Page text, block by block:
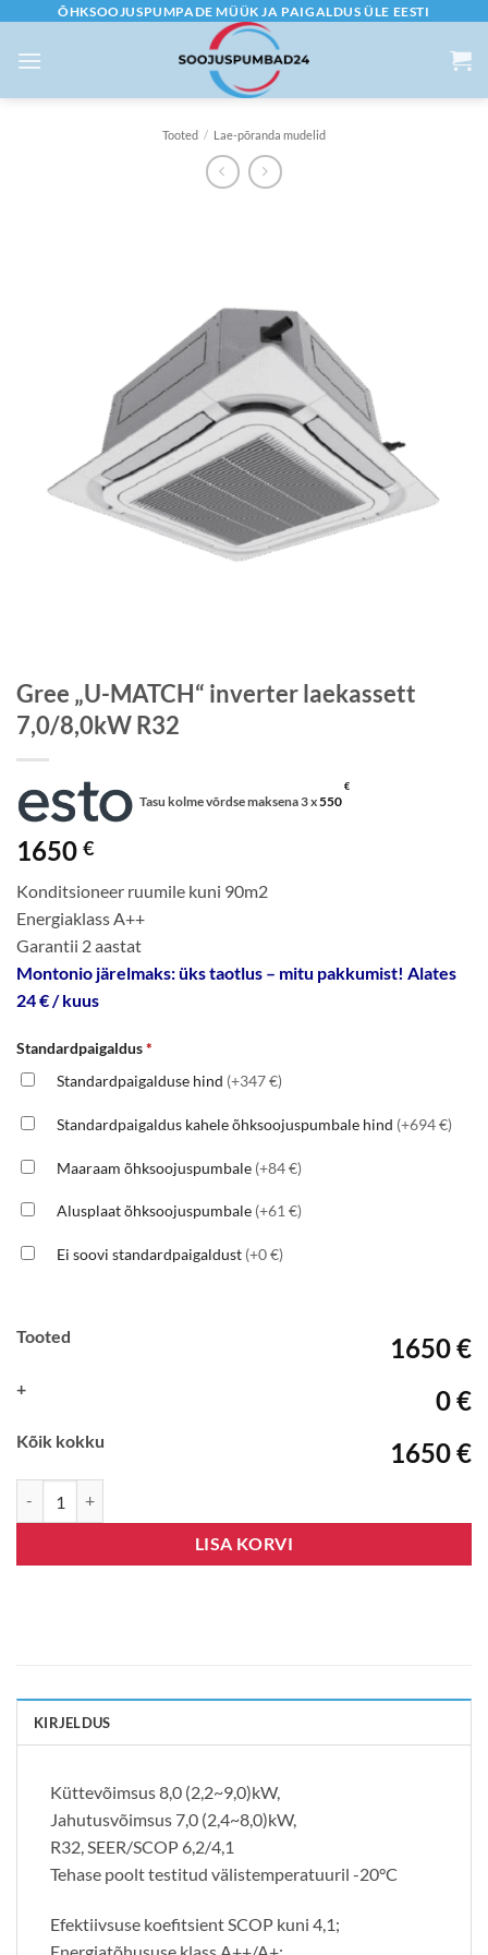
content
ÕHKSOOJUSPUMPADE MÜÜK JA PAIGALDUS ÜLE EESTI
Tooted / Lae-põranda mudelid
Gree „U-MATCH“ inverter laekassett
7,0/8,0kW R32
Tasu kolme võrdse maksena 3 x550
€
1650 €
Konditsioneer ruumile kuni 90m2
Energiaklass A++
Garantii 2 aastat
Montonio järelmaks: üks taotlus – mitu pakkumist! Alates
24 € / kuus
Standardpaigaldus*
Standardpaigalduse hind (+347 €)
Standardpaigaldus kahele õhksoojuspumbale hind (+694 €)
Maaraam õhksoojuspumbale (+84 €)
Alusplaat õhksoojuspumbale (+61 €)
Ei soovi standardpaigaldust (+0 €)
Tooted 1650 €
+ 0 €
Kõik kokku 1650 €
LISA KORVI
KIRJELDUS
Küttevõimsus 8,0 (2,2~9,0)kW,
Jahutusvõimsus 7,0 (2,4~8,0)kW,
R32, SEER/SCOP 6,2/4,1
Tehase poolt testitud välistemperatuuril -20°C
Efektiivsuse koefitsient SCOP kuni 4,1;
Energiatõhususe klass A++/A+;